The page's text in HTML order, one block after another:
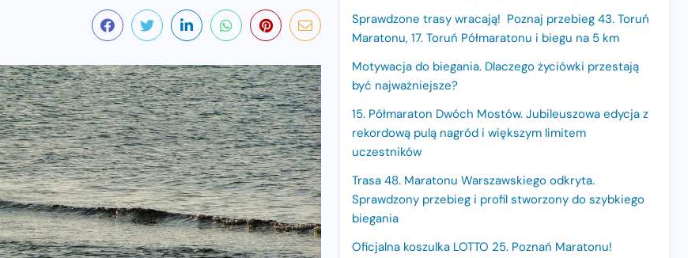
Sprawdzone trasy wracają! Poznaj przebieg 43. Toruń
Maratonu, 17. Toruń Półmaratonu i biegu na 5 km
Motywacja do biegania. Dlaczego życiówki przestają
być najważniejsze?
15. Półmaraton Dwóch Mostów. Jubileuszowa edycja z
rekordową pulą nagród i większym limitem
uczestników
Trasa 48. Maratonu Warszawskiego odkryta.
Sprawdzony przebieg i profil stworzony do szybkiego
biegania
Oficjalna koszulka LOTTO 25. Poznań Maratonu!